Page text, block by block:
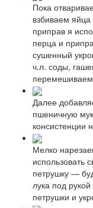
Пока
взбиваем
приправ я
перца и
сушенный
ч.л. соды,
Далее
пшеничную
Мелко
использовать
петрушку —
лука под
петрушки и